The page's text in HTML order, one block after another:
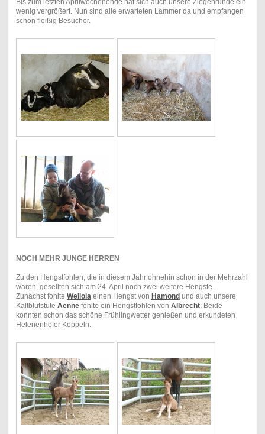
wenig vergrößert. Nun sind alle erwarteten Lämmer da und empfangen
schon fleißig Besucher.
NOCH MEHR JUNGE HERREN
Zu den Hengstfohlen, die in diesem Jahr ohnehin schon in der Mehrzahl
waren, gesellten sich am 24. April noch zwei weitere Hengste.
Zunächst fohlte Wellola einen Hengst von Hamondund auch unsere
Kaltblutstute Aennefohlte ein Hengstfohlen von Albrecht. Beide
konnten schon das schöne Frühlingwetter genießen und erkundeten
Helenenhofer Koppeln.